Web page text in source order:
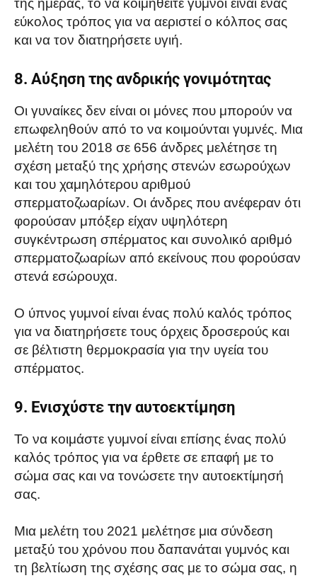
της ημέρας, το να κοιμηθείτε γυμνοί είναι ένας
εύκολος τρόπος για να αεριστεί ο κόλπος σας
και να τον διατηρήσετε υγιή.
8. Αύξηση της ανδρικής γονιμότητας
Οι γυναίκες δεν είναι οι μόνες που μπορούν να
επωφεληθούν από το να κοιμούνται γυμνές. Μια
μελέτη του 2018 σε 656 άνδρες μελέτησε τη
σχέση μεταξύ της χρήσης στενών εσωρούχων
και του χαμηλότερου αριθμού
σπερματοζωαρίων. Οι άνδρες που ανέφεραν ότι
φορούσαν μπόξερ είχαν υψηλότερη
συγκέντρωση σπέρματος και συνολικό αριθμό
σπερματοζωαρίων από εκείνους που φορούσαν
στενά εσώρουχα.
Ο ύπνος γυμνοί είναι ένας πολύ καλός τρόπος
για να διατηρήσετε τους όρχεις δροσερούς και
σε βέλτιστη θερμοκρασία για την υγεία του
σπέρματος.
9. Ενισχύστε την αυτοεκτίμηση
Το να κοιμάστε γυμνοί είναι επίσης ένας πολύ
καλός τρόπος για να έρθετε σε επαφή με το
σώμα σας και να τονώσετε την αυτοεκτίμησή
σας.
Μια μελέτη του 2021 μελέτησε μια σύνδεση
μεταξύ του χρόνου που δαπανάται γυμνός και
τη βελτίωση της σχέσης σας με το σώμα σας, η